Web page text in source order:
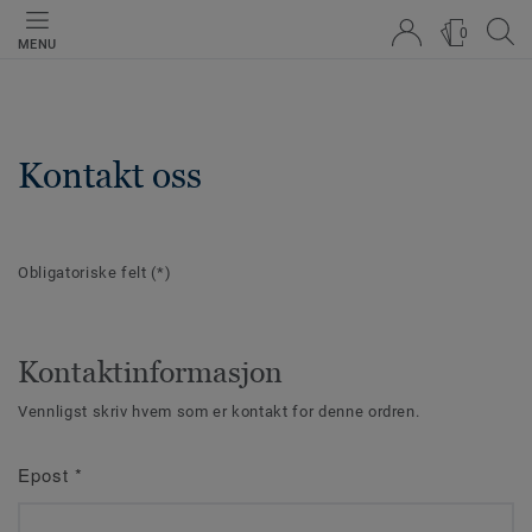
MENU
0
Kontakt oss
Obligatoriske felt (*)
Kontaktinformasjon
Vennligst skriv hvem som er kontakt for denne ordren.
Epost *